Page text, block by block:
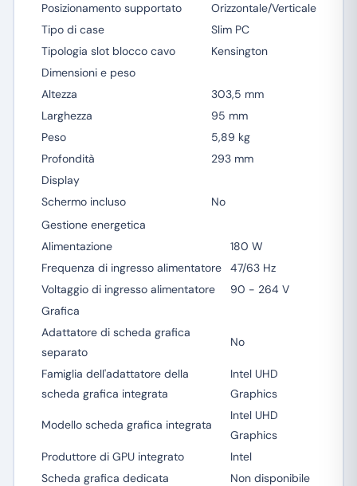
Posizionamento supportato
Orizzontale/Verticale
Tipo di case
Slim PC
Tipologia slot blocco cavo
Kensington
Dimensioni e peso
Altezza
303,5 mm
Larghezza
95 mm
Peso
5,89 kg
Profondità
293 mm
Display
Schermo incluso
No
Gestione energetica
Alimentazione
180 W
Frequenza di ingresso alimentatore
47/63 Hz
Voltaggio di ingresso alimentatore
90 - 264 V
Grafica
Adattatore di scheda grafica
separato
No
Famiglia dell'adattatore della
scheda grafica integrata
Intel UHD
Graphics
Modello scheda grafica integrata
Intel UHD
Graphics
Produttore di GPU integrato
Intel
Scheda grafica dedicata
Non disponibile